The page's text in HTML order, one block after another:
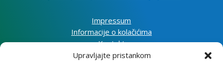
Upravljajte pristankom
Impressum
Informacije o kolačićima
Kontakt